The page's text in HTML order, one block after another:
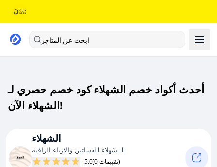
ابحث عن المتاجر
أحدث أكواد خصم الشهلاء كود خصم حصري لـ
الشهلاء الآن!
الشهلاء
الــشَهلاء للفساتين والازياء الراقيه
5.0 (0 تقييمات)